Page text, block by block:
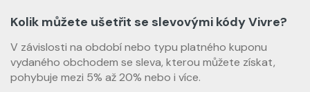
Kolik můžete ušetřit se slevovými kódy Vivre?
V závislosti na období nebo typu platného kuponu
vydaného obchodem se sleva, kterou můžete získat,
pohybuje mezi 5% až 20% nebo i více.